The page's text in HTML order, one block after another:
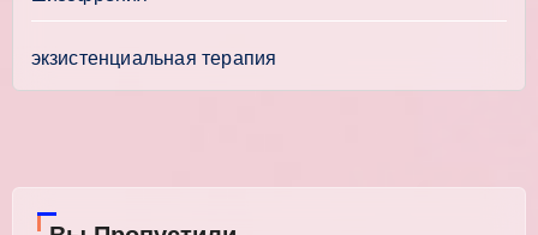
экзистенциальная терапия